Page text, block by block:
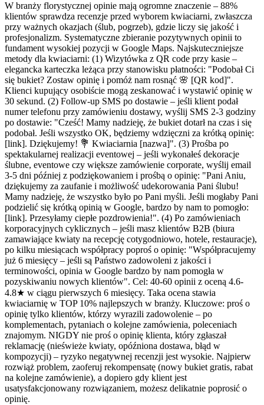
W branży florystycznej opinie mają ogromne znaczenie – 88%
klientów sprawdza recenzje przed wyborem kwiaciarni, zwłaszcza
przy ważnych okazjach (ślub, pogrzeb), gdzie liczy się jakość i
profesjonalizm. Systematyczne zbieranie pozytywnych opinii to
fundament wysokiej pozycji w Google Maps. Najskuteczniejsze
metody dla kwiaciarni: (1) Wizytówka z QR code przy kasie –
elegancka karteczka leżąca przy stanowisku płatności: "Podobał Ci
się bukiet? Zostaw opinię i pomóż nam rosnąć 🌸 [QR kod]".
Klienci kupujący osobiście mogą zeskanować i wystawić opinię w
30 sekund. (2) Follow-up SMS po dostawie – jeśli klient podał
numer telefonu przy zamówieniu dostawy, wyślij SMS 2-3 godziny
po dostawie: "Cześć! Mamy nadzieję, że bukiet dotarł na czas i się
podobał. Jeśli wszystko OK, będziemy wdzięczni za krótką opinię:
[link]. Dziękujemy! 💐 Kwiaciarnia [nazwa]". (3) Prośba po
spektakularnej realizacji eventowej – jeśli wykonałeś dekoracje
ślubne, eventowe czy większe zamówienie corporate, wyślij email
3-5 dni później z podziękowaniem i prośbą o opinię: "Pani Aniu,
dziękujemy za zaufanie i możliwość udekorowania Pani ślubu!
Mamy nadzieję, że wszystko było po Pani myśli. Jeśli mogłaby Pani
podzielić się krótką opinią w Google, bardzo by nam to pomogło:
[link]. Przesyłamy ciepłe pozdrowienia!". (4) Po zamówieniach
korporacyjnych cyklicznych – jeśli masz klientów B2B (biura
zamawiające kwiaty na recepcję cotygodniowo, hotele, restauracje),
po kilku miesiącach współpracy poproś o opinię: "Współpracujemy
już 6 miesięcy – jeśli są Państwo zadowoleni z jakości i
terminowości, opinia w Google bardzo by nam pomogła w
pozyskiwaniu nowych klientów". Cel: 40-60 opinii z oceną 4.6-
4.8★ w ciągu pierwszych 6 miesięcy. Taka ocena stawia
kwiaciarnię w TOP 10% najlepszych w branży. Kluczowe: proś o
opinię tylko klientów, którzy wyrazili zadowolenie – po
komplementach, pytaniach o kolejne zamówienia, poleceniach
znajomym. NIGDY nie proś o opinię klienta, który zgłaszał
reklamację (nieświeże kwiaty, opóźniona dostawa, błąd w
kompozycji) – ryzyko negatywnej recenzji jest wysokie. Najpierw
rozwiąż problem, zaoferuj rekompensatę (nowy bukiet gratis, rabat
na kolejne zamówienie), a dopiero gdy klient jest
usatysfakcjonowany rozwiązaniem, możesz delikatnie poprosić o
opinię.